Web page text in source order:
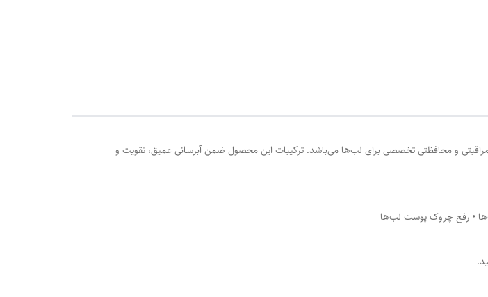
ام ان دی، یک محصول مراقبتی و محافظتی تخصصی برای لب‌ها می‌باشد. ترکیبات این محصول ضمن آبرسانی عمیق، تقویت و
• رفع چروک پوست لب‌ها